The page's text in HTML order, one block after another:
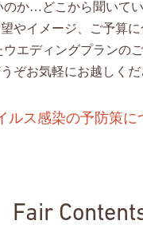
か…どこから聞いて
やイメージ、ご予算
エディングプランの
ぞお気軽にお越しくだ
ス感染の予防策
Fair